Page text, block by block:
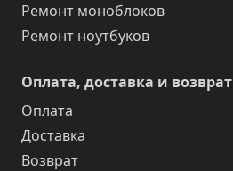
Ремонт моноблоков
Ремонт ноутбуков
Оплата, доставка и возврат
Оплата
Доставка
Возврат